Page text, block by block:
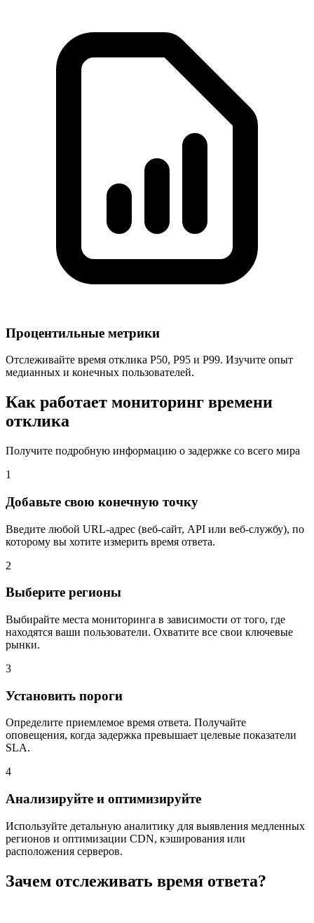
Процентильные метрики
Отслеживайте время отклика P50, P95 и P99. Изучите опыт
медианных и конечных пользователей.
Как работает мониторинг времени
отклика
Получите подробную информацию о задержке со всего мира
1
Добавьте свою конечную точку
Введите любой URL-адрес (веб-сайт, API или веб-службу), по
которому вы хотите измерить время ответа.
2
Выберите регионы
Выбирайте места мониторинга в зависимости от того, где
находятся ваши пользователи. Охватите все свои ключевые
рынки.
3
Установить пороги
Определите приемлемое время ответа. Получайте
оповещения, когда задержка превышает целевые показатели
SLA.
4
Анализируйте и оптимизируйте
Используйте детальную аналитику для выявления медленных
регионов и оптимизации CDN, кэширования или
расположения серверов.
Зачем отслеживать время ответа?